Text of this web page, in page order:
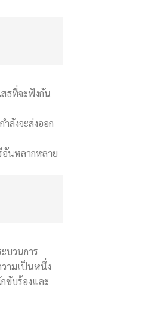
ธที่จะฟังกัน
ลังจะส่งออก
อันหลากหลาย
บวนการ
ามเป็นหนึ่ง
ขับร้องและ